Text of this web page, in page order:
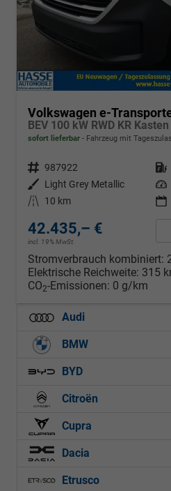
Volkswagen e-
BEV 100 kW RWD KR Kasten
sofort lieferbar Fahrzeug mit
Fahrzeugnr. 987922 Kraftstoff
Außenfarbe
Light Grey Metallic Leistung
Kilometerstand
10 km
42.435,– €
incl. 19% MwSt.
Stromverbrauch kombiniert:
Elektrische Reichweite: 315
CO2-Emissionen: 0 g/km
Audi
BMW
BYD
Citroën
Cupra
Dacia
Etrusco